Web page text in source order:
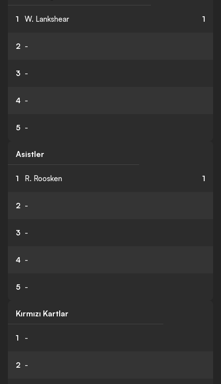
1 W. Lankshear 1
2 -
3 -
4 -
5 -
Asistler
1 R. Roosken 1
2 -
3 -
4 -
5 -
Kırmızı Kartlar
1 -
2 -